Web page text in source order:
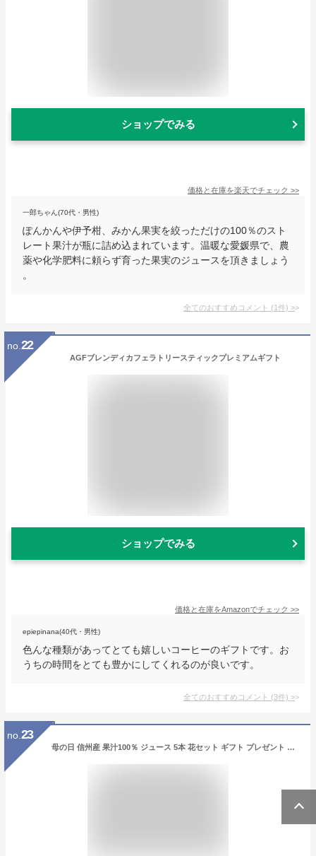
ショップでみる
価格と在庫を楽天でチェック >>
一郎ちゃん(70代・男性)
ぽんかんや伊予柑、みかん果実を絞っただけの100％のスト
レート果汁が瓶に詰め込まれています。温暖な愛媛県で、農
薬や化学肥料に頼らず育った果実のジュースを頂きましょう
。
全てのおすすめコメント (1件) >
no. 22
AGFブレンディカフェラトリースティックプレミアムギフト
ショップでみる
価格と在庫をAmazonでチェック >>
epiepinana(40代・男性)
色んな種類があってとても嬉しいコーヒーのギフトです。お
うちの時間をとても豊かにしてくれるのが良いです。
全てのおすすめコメント (3件) >
no. 23
母の日 信州産 果汁100％ ジュース 5本 花セット ギフト プレゼント 国産原料のみ 長野産 送料無料 最強翌日配送 | りんごジュース りんご もも 白桃 黄桃 洋なし ぶどう ストレートジュースを含む 内祝 お祝い お礼 出産内祝い 出産祝い 詰め合わせ ジュースギフト 2026